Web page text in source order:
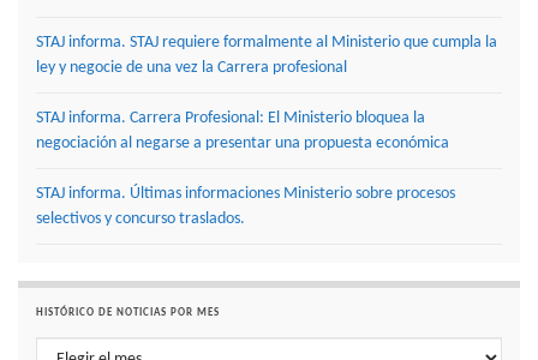
STAJ informa. STAJ requiere formalmente al Ministerio que cumpla la
ley y negocie de una vez la Carrera profesional
STAJ informa. Carrera Profesional: El Ministerio bloquea la
negociación al negarse a presentar una propuesta económica
STAJ informa. Últimas informaciones Ministerio sobre procesos
selectivos y concurso traslados.
HISTÓRICO DE NOTICIAS POR MES
Histórico de noticias por mes